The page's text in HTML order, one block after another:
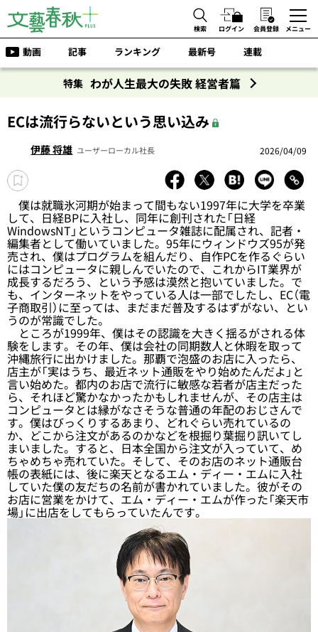
検索 ログイン 会員登録 メニュー
動画 記事 ランキング 最新号 連載
特集 わが人生最大の失敗 経営者篇
ECは流行らないという思い込み
伊藤 将雄 ユーザーローカル社長 2026/04/09
僕は就職氷河期が始まって間もない1997年に大学を卒業
して、日経BPに入社し、同年に創刊された「日経
WindowsNT」というコンピュータ雑誌に配属され、記者・
編集者として働いていました。95年にウィンドウズ95が発
売され、僕はプログラムを組んだり、自作PCを作るぐらい
にはコンピュータに親しんでいたので、これからIT業界が
成長するだろう、という予感は漠然と抱いていました。で
も、インターネットをやっている人は一部でしたし、EC（電
子商取引）に至っては、まだまだ普及するはずがない、とい
うのが常識でした。
ところが1999年、僕はその認識を大きく揺るがされる体
験をします。その年、僕は会社の同期数人と休暇を取って
沖縄旅行に出かけました。那覇で泡盛のお店に入ったら、
店主が「実はうち、最近ネット通販をやり始めたんだよ」と
言い始めた。都内のお店で流行に敏感な若者が店主だった
ら、それほど驚かなかったかもしれませんが、その店主は
コンピュータとは縁がなさそうな普通の年配のおじさんで
す。僕はびっくりするあまり、どれぐらい売れているの
か、どこから注文があるのかなどを根掘り葉掘り訊いてし
まいました。すると、日本全国から注文が入っていて、め
ちゃめちゃ売れていた。そして、そのお店のネット通販台
帳の表紙には、後に楽天となるエム・ディー・エムに入社
していた僕の友だちの名前が書かれていました。彼がその
お店に営業をかけて、エム・ディー・エムが作った「楽天市
場」に出店をしてもらっていたんです。